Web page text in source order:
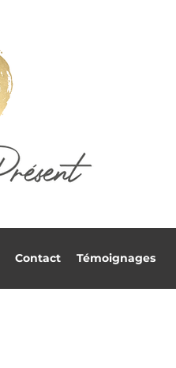
Contact Témoignages